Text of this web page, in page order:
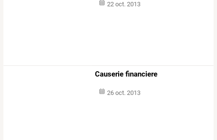
22 oct. 2013
Causerie financiere
26 oct. 2013